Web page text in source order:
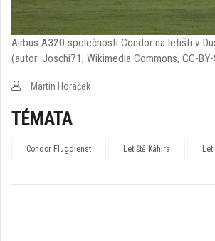
Airbus A320 společnosti Condor na letišti v
(autor: Joschi71, Wikimedia Commons, CC-
Martin Horáček
TÉMATA
Condor Flugdienst Letiště Káhira